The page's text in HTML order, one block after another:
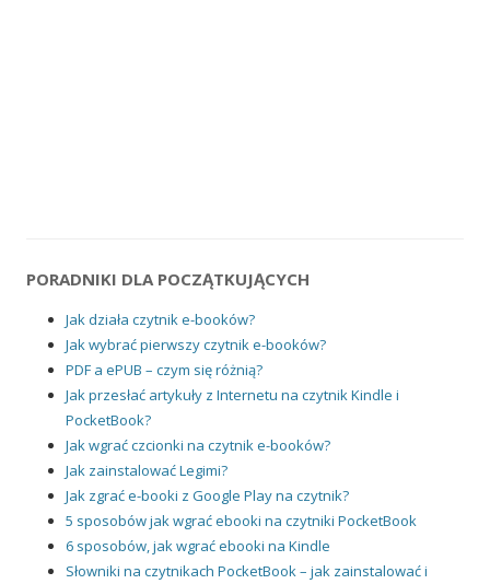
PORADNIKI DLA POCZĄTKUJĄCYCH
Jak działa czytnik e-booków?
Jak wybrać pierwszy czytnik e-booków?
PDF a ePUB – czym się różnią?
Jak przesłać artykuły z Internetu na czytnik Kindle i
PocketBook?
Jak wgrać czcionki na czytnik e-booków?
Jak zainstalować Legimi?
Jak zgrać e-booki z Google Play na czytnik?
5 sposobów jak wgrać ebooki na czytniki PocketBook
6 sposobów, jak wgrać ebooki na Kindle
Słowniki na czytnikach PocketBook – jak zainstalować i